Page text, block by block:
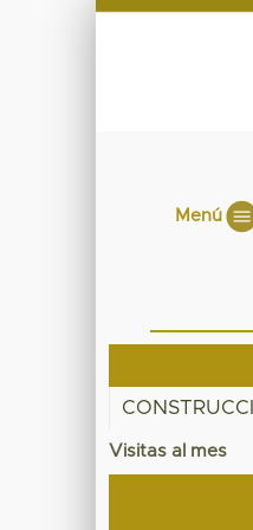
Menú
Visitas al mes